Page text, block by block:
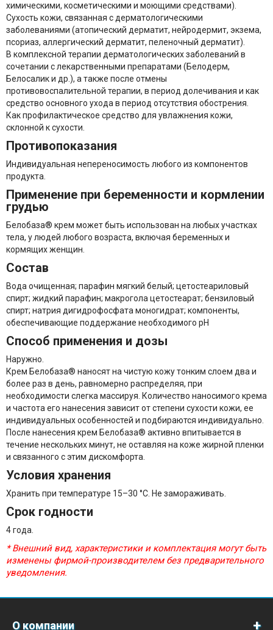
химическими, косметическими и моющими средствами).
Сухость кожи, связанная с дерматологическими
заболеваниями (атопический дерматит, нейродермит, экзема,
псориаз, аллергический дерматит, пеленочный дерматит).
В комплексной терапии дерматологических заболеваний в
сочетании с лекарственными препаратами (Белодерм,
Белосалик и др.), а также после отмены
противовоспалительной терапии, в период долечивания и как
средство основного ухода в период отсутствия обострения.
Как профилактическое средство для увлажнения кожи,
склонной к сухости.
Противопоказания
Индивидуальная непереносимость любого из компонентов
продукта.
Применение при беременности и кормлении
грудью
Белобаза® крем может быть использован на любых участках
тела, у людей любого возраста, включая беременных и
кормящих женщин.
Состав
Вода очищенная; парафин мягкий белый; цетостеариловый
спирт; жидкий парафин; макрогола цетостеарат; бензиловый
спирт; натрия дигидрофосфата моногидрат; компоненты,
обеспечивающие поддержание необходимого рН
Способ применения и дозы
Наружно.
Крем Белобаза® наносят на чистую кожу тонким слоем два и
более раз в день, равномерно распределяя, при
необходимости слегка массируя. Количество наносимого крема
и частота его нанесения зависит от степени сухости кожи, ее
индивидуальных особенностей и подбираются индивидуально.
После нанесения крем Белобаза® активно впитывается в
течение нескольких минут, не оставляя на коже жирной пленки
и связанного с этим дискомфорта.
Условия хранения
Хранить при температуре 15–30 °C. Не замораживать.
Срок годности
4 года.
* Внешний вид, характеристики и комплектация могут быть
изменены фирмой-производителем без предварительного
уведомления.
О компании